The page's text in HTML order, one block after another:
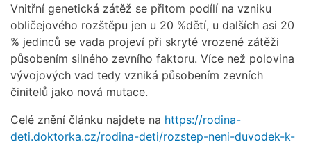
Vnitřní genetická zátěž se přitom podílí na vzniku
obličejového rozštěpu jen u 20 %dětí, u dalších asi 20
% jedinců se vada projeví při skryté vrozené zátěži
působením silného zevního faktoru. Více než polovina
vývojových vad tedy vzniká působením zevních
činitelů jako nová mutace.
Celé znění článku najdete na https://rodina-
deti.doktorka.cz/rodina-deti/rozstep-neni-duvodek-k-